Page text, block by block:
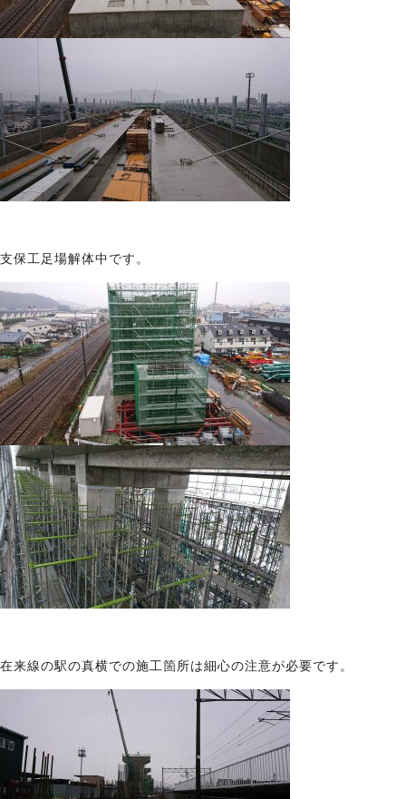
支保工足場解体中です。
在来線の駅の真横での施工箇所は細心の注意が必要です。